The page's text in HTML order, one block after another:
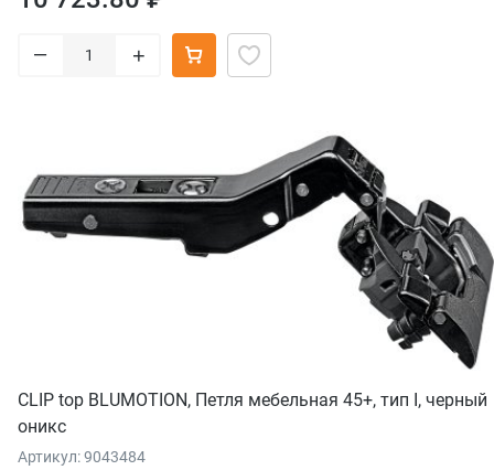
– +
CLIP top BLUMOTION, Петля мебельная 45+, тип I, черный
оникс
Артикул: 9043484